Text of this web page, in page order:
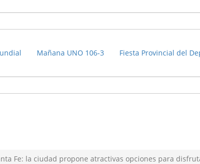
Mañana UNO 106-3 Fiesta Provincial del
Fe: la ciudad propone atractivas opciones para